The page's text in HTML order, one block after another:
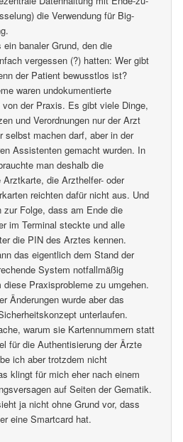
die Verwendung für Big-
ein banaler Grund, den die
vergessen (?) hatten: Wer gibt
der Patient bewusstlos ist?
waren undokumentierte
von der Praxis. Es gibt viele Dinge,
und Verordnungen nur der Arzt
selbst machen darf, aber in der
Assistenten gemacht wurden. In
man deshalb die
Arztkarte, die Arzthelfer- oder
reichten dafür nicht aus. Und
zur Folge, dass am Ende die
im Terminal steckte und alle
die PIN des Arztes kennen.
das eigentlich dem Stand der
System notfallmäßig
diese Praxisprobleme zu umgehen.
Änderungen wurde aber das
unterlaufen.
warum sie Kartennummern statt
für die Authentisierung der Ärzte
ich aber trotzdem nicht
klingt für mich eher nach einem
auf Seiten der Gematik.
ja nicht ohne Grund vor, dass
eine Smartcard hat.